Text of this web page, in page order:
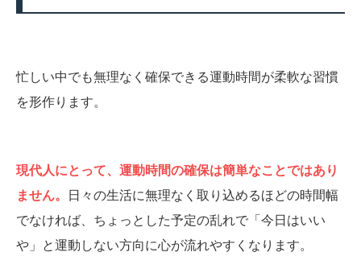
忙しい中でも無理なく確保できる運動時間が柔軟な習慣
を形作ります。
現代人にとって、運動時間の確保は簡単なことではあり
ません。
日々の生活に無理なく取り込めるほどの時間幅
でなければ、ちょっとした予定の乱れで「今日はいい
や」と運動しない方向に心が流れやすくなります。